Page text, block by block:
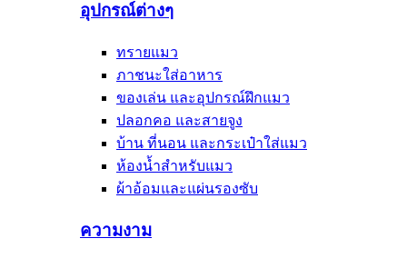
อุปกรณ์ต่างๆ
ทรายแมว
ภาชนะใส่อาหาร
ของเล่น และอุปกรณ์ฝึกแมว
ปลอกคอ และสายจูง
บ้าน ที่นอน และกระเป๋าใส่แมว
ห้องน้ำสำหรับแมว
ผ้าอ้อมและแผ่นรองซับ
ความงาม